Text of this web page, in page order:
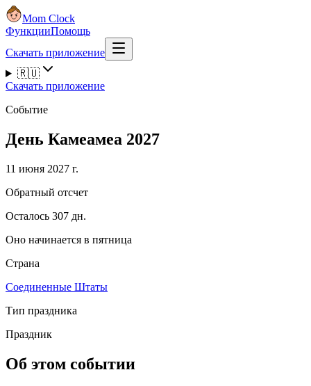
Mom Clock
ФункцииПомощь
Скачать приложение
🇷🇺
Скачать приложение
Событие
День Камеамеа 2027
11 июня 2027 г.
Обратный отсчет
Осталось 307 дн.
Оно начинается в пятница
Страна
Соединенные Штаты
Тип праздника
Праздник
Об этом событии